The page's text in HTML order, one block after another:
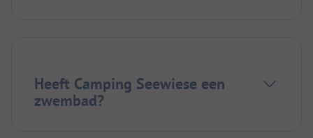
Heeft Camping Seewiese een
zwembad?